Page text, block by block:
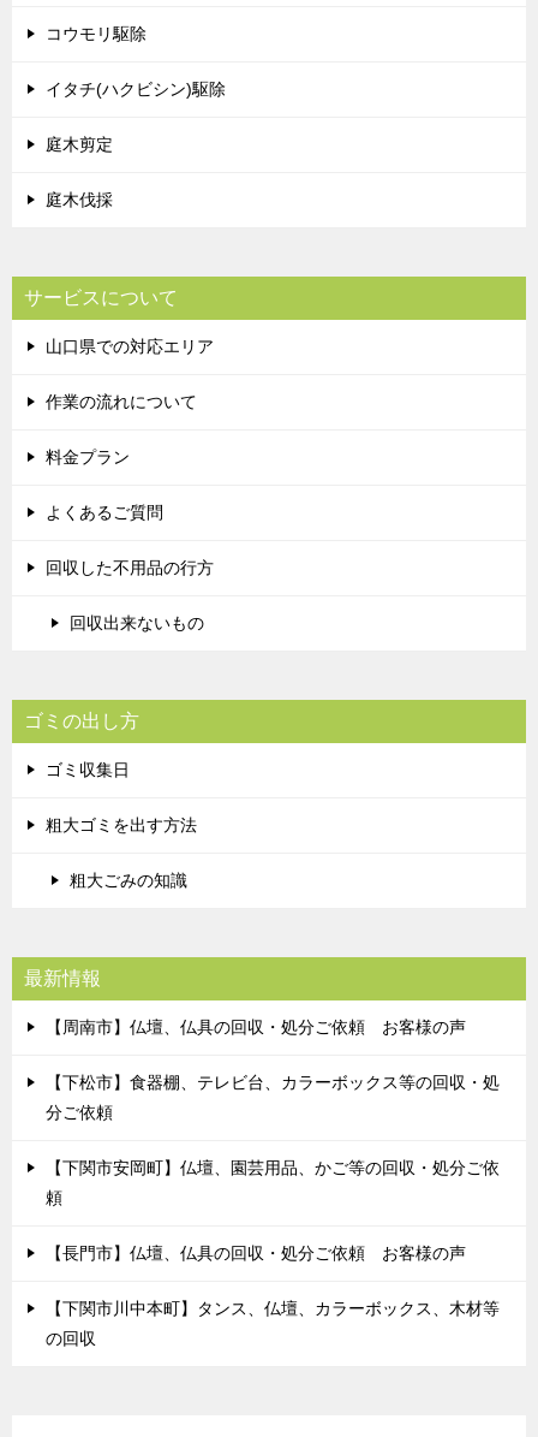
コウモリ駆除
イタチ(ハクビシン)駆除
庭木剪定
庭木伐採
サービスについて
山口県での対応エリア
作業の流れについて
料金プラン
よくあるご質問
回収した不用品の行方
回収出来ないもの
ゴミの出し方
ゴミ収集日
粗大ゴミを出す方法
粗大ごみの知識
最新情報
【周南市】仏壇、仏具の回収・処分ご依頼 お客様の声
【下松市】食器棚、テレビ台、カラーボックス等の回収・処
分ご依頼
【下関市安岡町】仏壇、園芸用品、かご等の回収・処分ご依
頼
【長門市】仏壇、仏具の回収・処分ご依頼 お客様の声
【下関市川中本町】タンス、仏壇、カラーボックス、木材等
の回収